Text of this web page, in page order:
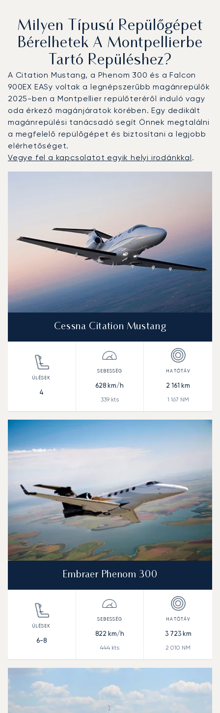
Milyen Típusú Repülőgépet
Bérelhetek A Montpellierbe
Tartó Repüléshez?
A Citation Mustang, a Phenom 300 és a Falcon
900EX EASy voltak a legnépszerűbb magánrepülők
2025-ben a Montpellier repülőteréről induló vagy
oda érkező magánjáratok körében. Egy dedikált
magánrepülési tanácsadó segít Önnek megtalálni
a megfelelő repülőgépet és biztosítani a legjobb
elérhetőséget.
Vegye fel a kapcsolatot egyik helyi irodánkkal.
Cessna Citation Mustang
4
628 km/h
339kts
2 161 km
1 167 NM
Embraer Phenom 300
6-8
822 km/h
444 kts
3 723km
2 010 NM